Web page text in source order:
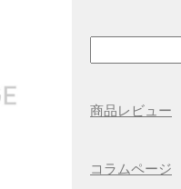
索
商品レビュー
コラムページ